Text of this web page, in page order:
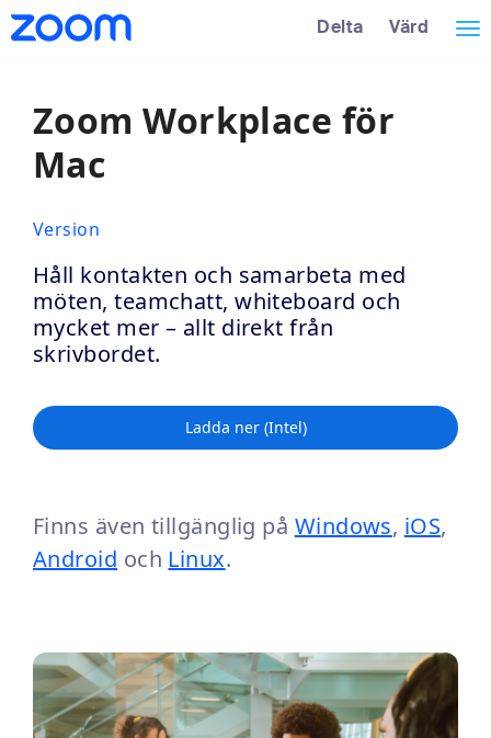
Loading
Hoppa
över
Tillgänglighetsöversikt Delta Värd
Zoom Workplace för
Mac
Version
Håll kontakten och samarbeta med
möten, teamchatt, whiteboard och
mycket mer – allt direkt från
skrivbordet.
Ladda ner (Intel)
Finns även tillgänglig på Windows, iOS,
Android och Linux.